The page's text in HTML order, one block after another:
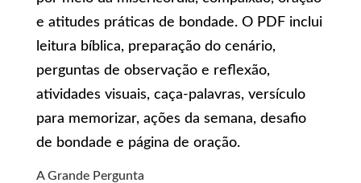
e atitudes práticas de bondade. O PDF inclui
leitura bíblica, preparação do cenário,
perguntas de observação e reflexão,
atividades visuais, caça-palavras, versículo
para memorizar, ações da semana, desafio
de bondade e página de oração.
A Grande Pergunta